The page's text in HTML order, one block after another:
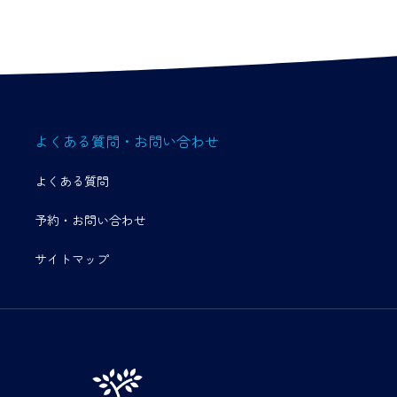
よくある質問・お問い合わせ
よくある質問
予約・お問い合わせ
サイトマップ